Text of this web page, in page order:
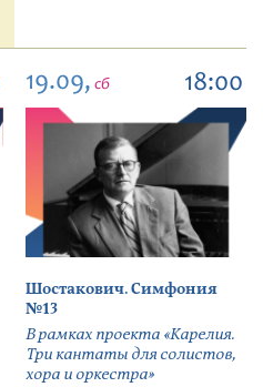
19.09, сб 18:00
Шостакович. Симфония
№13
В рамках проекта «Карелия.
Три кантаты для солистов,
хора и оркестра»